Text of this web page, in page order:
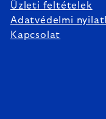
Üzleti feltételek
Adatvédelmi
Kapcsolat